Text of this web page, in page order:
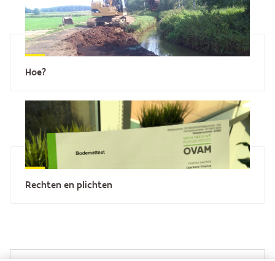
Hoe?
Rechten en plichten